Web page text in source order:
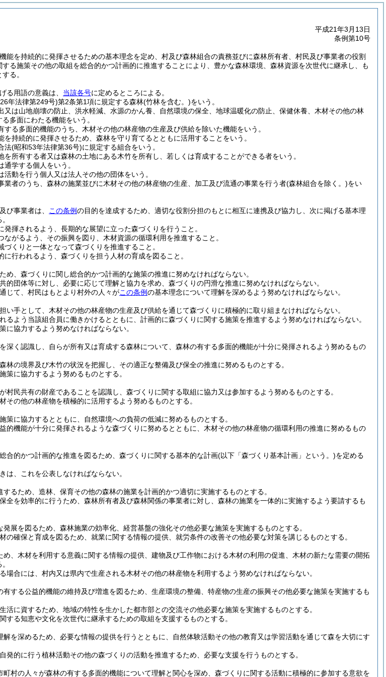
平成21年3月13日
条例第10号
能を持続的に発揮させるための基本理念を定め、村及び森林組合の責務並びに森林所有者、村民及び事業者の役割
る施策その他の取組を総合的かつ計画的に推進することにより、豊かな森林環境、森林資源を次世代に継承し、も
る。
る用語の意義は、 当該各号に定めるところによる。
年法律第249号)第2条第1項に規定する森林(竹林を含む。)をいう。
は山地崩壊の防止、洪水軽減、水源のかん養、自然環境の保全、地球温暖化の防止、保健休養、木材その他の林
多面にわたる機能をいう。
る多面的機能のうち、木材その他の林産物の生産及び供給を除いた機能をいう。
持続的に発揮させるため、森林を守り育てるとともに活用することをいう。
法(昭和53年法律第36号)に規定する組合をいう。
所有する者又は森林の土地にある木竹を所有し、若しくは育成することができる者をいう。
学する個人をいう。
動を行う個人又は法人その他の団体をいう。
業者のうち、森林の施業並びに木材その他の林産物の生産、加工及び流通の事業を行う者(森林組合を除く。)をい
び事業者は、 この条例の目的を達成するため、適切な役割分担のもとに相互に連携及び協力し、次に掲げる基本理
揮されるよう、長期的な展望に立った森づくりを行うこと。
がるよう、その振興を図り、木材資源の循環利用を推進すること。
くりと一体となって森づくりを推進すること。
行われるよう、森づくりを担う人材の育成を図ること。
め、森づくりに関し総合的かつ計画的な施策の推進に努めなければならない。
的団体等に対し、必要に応じて理解と協力を求め、森づくりの円滑な推進に努めなければならない。
じて、村民はもとより村外の人々がこの条例の基本理念について理解を深めるよう努めなければならない。
い手として、木材その他の林産物の生産及び供給を通じて森づくりに積極的に取り組まなければならない。
るよう当該組合員に働きかけるとともに、計画的に森づくりに関する施策を推進するよう努めなければならない。
に協力するよう努めなければならない。
深く認識し、自らが所有又は育成する森林について、森林の有する多面的機能が十分に発揮されるよう努めるもの
林の境界及び木竹の状況を把握し、その適正な整備及び保全の推進に努めるものとする。
策に協力するよう努めるものとする。
村民共有の財産であることを認識し、森づくりに関する取組に協力又は参加するよう努めるものとする。
その他の林産物を積極的に活用するよう努めるものとする。
策に協力するとともに、自然環境への負荷の低減に努めるものとする。
的機能が十分に発揮されるような森づくりに努めるとともに、木材その他の林産物の循環利用の推進に努めるもの
合的かつ計画的な推進を図るため、森づくりに関する基本的な計画(以下「森づくり基本計画」という。)を定める
は、これを公表しなければならない。
るため、造林、保育その他の森林の施業を計画的かつ適切に実施するものとする。
全を効率的に行うため、森林所有者及び森林関係の事業者に対し、森林の施業を一体的に実施するよう要請するも
展を図るため、森林施業の効率化、経営基盤の強化その他必要な施策を実施するものとする。
の確保と育成を図るため、就業に関する情報の提供、就労条件の改善その他必要な対策を講じるものとする。
、木材を利用する意義に関する情報の提供、建物及び工作物における木材の利用の促進、木材の新たな需要の開拓
場合には、村内又は県内で生産される木材その他の林産物を利用するよう努めなければならない。
する公益的機能の維持及び増進を図るため、生産環境の整備、特産物の生産の振興その他必要な施策を実施するも
活に資するため、地域の特性を生かした都市部との交流その他必要な施策を実施するものとする。
する知恵や文化を次世代に継承するための取組を支援するものとする。
を深めるため、必要な情報の提供を行うとともに、自然体験活動その他の教育又は学習活動を通じて森を大切にす
発的に行う植林活動その他の森づくりの活動を推進するため、必要な支援を行うものとする。
村の人々が森林の有する多面的機能について理解と関心を深め、森づくりに関する活動に積極的に参加する意欲を